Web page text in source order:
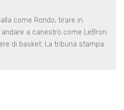
come Rondo, tirare in
a canestro come LeBron.
di basket. La tribuna stampa